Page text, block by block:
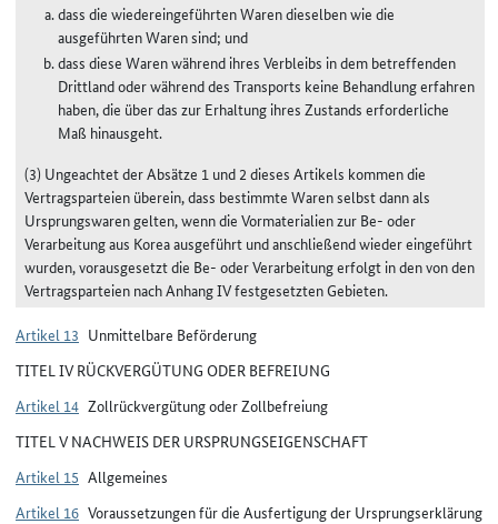
dass die wiedereingeführten Waren dieselben wie die
ausgeführten Waren sind; und
dass diese Waren während ihres Verbleibs in dem betreffenden
Drittland oder während des Transports keine Behandlung erfahren
haben, die über das zur Erhaltung ihres Zustands erforderliche
Maß hinausgeht.
(3) Ungeachtet der Absätze 1 und 2 dieses Artikels kommen die
Vertragsparteien überein, dass bestimmte Waren selbst dann als
Ursprungswaren gelten, wenn die Vormaterialien zur Be- oder
Verarbeitung aus Korea ausgeführt und anschließend wieder eingeführt
wurden, vorausgesetzt die Be- oder Verarbeitung erfolgt in den von den
Vertragsparteien nach Anhang IV festgesetzten Gebieten.
Artikel 13 Unmittelbare Beförderung
TITEL IV RÜCKVERGÜTUNG ODER BEFREIUNG
Artikel 14 Zollrückvergütung oder Zollbefreiung
TITEL V NACHWEIS DER URSPRUNGSEIGENSCHAFT
Artikel 15 Allgemeines
Artikel 16 Voraussetzungen für die Ausfertigung der Ursprungserklärung